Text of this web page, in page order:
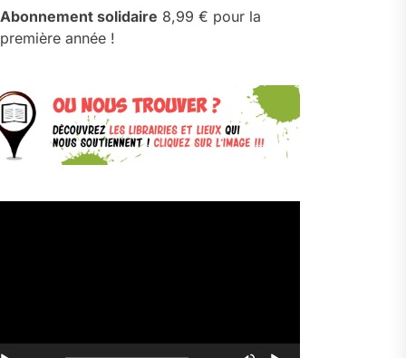
Abonnement solidaire 8,99 € pour la
première année !